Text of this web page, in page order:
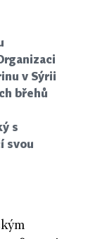
v Sýrii
břehů
s
svou